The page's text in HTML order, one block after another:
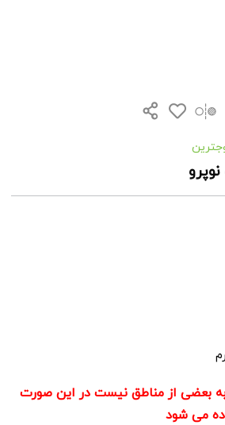
بعضی از مناطق نیست در این صورت
می شود